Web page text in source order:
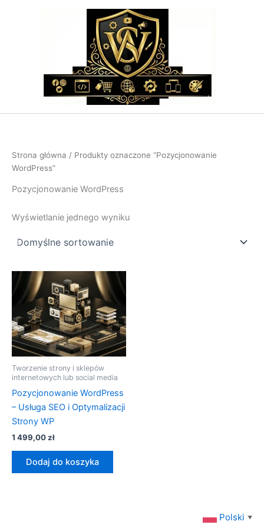
Strona główna / Produkty oznaczone “Pozycjonowanie
WordPress”
Pozycjonowanie WordPress
Wyświetlanie jednego wyniku
Tworzenie strony i sklepów
internetowych lub social media
Pozycjonowanie WordPress
– Usługa SEO i Optymalizacji
Strony WP
1 499,00zł
Dodaj do koszyka
Polski ▼